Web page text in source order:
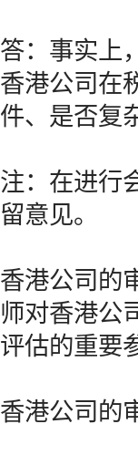
答：事实上
香港公司在
件、是否复
注：在进行
留意见。
香港公司的
师对香港公
评估的重要
香港公司的